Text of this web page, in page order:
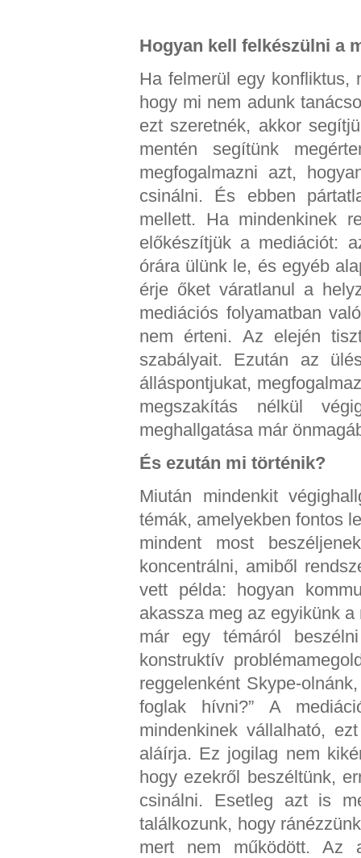
Hogyan kell felkészülni a
Ha felmerül egy konfliktus,
hogy mi nem adunk
ezt szeretnék, akkor
mentén segítünk
megfogalmazni azt,
csinálni. És ebben
mellett. Ha mindenkinek
előkészítjük a mediációt:
órára ülünk le, és egyéb
érje őket váratlanul a
mediációs folyamatban
nem érteni. Az elején
szabályait. Ezután az
álláspontjukat,
megszakítás nélkül
meghallgatása már
És ezután mi történik?
Miután mindenkit
témák, amelyekben fontos
mindent most
koncentrálni, amiből
vett példa: hogyan
akassza meg az egyikünk
már egy témáról
konstruktív
reggelenként Skype-
foglak hívni?” A
mindenkinek vállalható,
aláírja. Ez jogilag nem
hogy ezekről beszéltünk,
csinálni. Esetleg azt is
találkozunk, hogy
mert nem működött. Az